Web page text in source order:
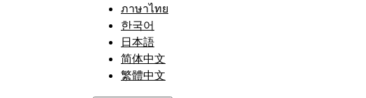
ภาษาไทย
한국어
日本語
简体中文
繁體中文